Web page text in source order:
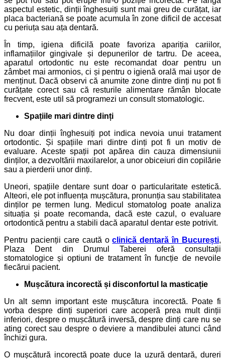
aspectul estetic, dinții înghesuiți sunt mai greu de curățat, iar
placa bacteriană se poate acumula în zone dificil de accesat
cu periuța sau ața dentară.
În timp, igiena dificilă poate favoriza apariția cariilor,
inflamațiilor gingivale și depunerilor de tartru. De aceea,
aparatul ortodontic nu este recomandat doar pentru un
zâmbet mai armonios, ci și pentru o igienă orală mai ușor de
menținut. Dacă observi că anumite zone dintre dinți nu pot fi
curățate corect sau că resturile alimentare rămân blocate
frecvent, este util să programezi un consult stomatologic.
Spațiile mari dintre dinți
Nu doar dinții înghesuiți pot indica nevoia unui tratament
ortodontic. Și spațiile mari dintre dinți pot fi un motiv de
evaluare. Aceste spații pot apărea din cauza dimensiunii
dinților, a dezvoltării maxilarelor, a unor obiceiuri din copilărie
sau a pierderii unor dinți.
Uneori, spațiile dentare sunt doar o particularitate estetică.
Alteori, ele pot influența mușcătura, pronunția sau stabilitatea
dinților pe termen lung. Medicul stomatolog poate analiza
situația și poate recomanda, dacă este cazul, o evaluare
ortodontică pentru a stabili dacă aparatul dentar este potrivit.
Pentru pacienții care caută oclinică dentară în București,
Plaza Dent din Drumul Taberei oferă consultații
stomatologice și optiuni de tratament în funcție de nevoile
fiecărui pacient.
Mușcătura incorectă și disconfortul la masticație
Un alt semn important este mușcătura incorectă. Poate fi
vorba despre dinți superiori care acoperă prea mult dinții
inferiori, despre o mușcătură inversă, despre dinți care nu se
ating corect sau despre o deviere a mandibulei atunci când
închizi gura.
O mușcătură incorectă poate duce la uzură dentară, dureri